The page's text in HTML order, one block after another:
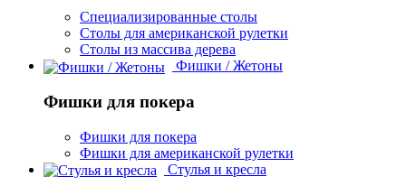
Специализированные столы
Столы для американской рулетки
Столы из массива дерева
Фишки / Жетоны
Фишки для покера
Фишки для покера
Фишки для американской рулетки
Стулья и кресла